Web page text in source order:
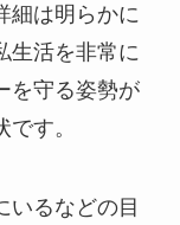
細は明らかに
生活を非常に
を守る姿勢が
す。
いるなどの目